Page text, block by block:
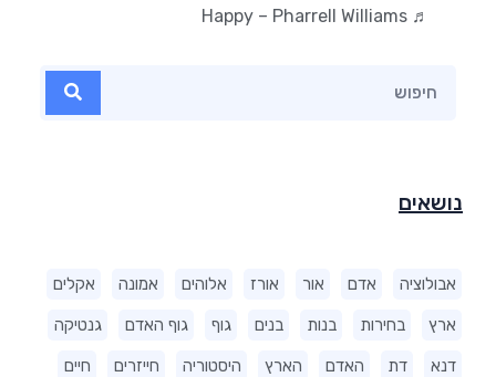
נושאים
אבולוציה אדם אור אורז אלוהים אמונה אקלים
ארץ בחירות בנות בנים גוף גוף האדם גנטיקה
דנא דת האדם הארץ היסטוריה חייזרים חיים
♬ Happy – Pharrell Williams